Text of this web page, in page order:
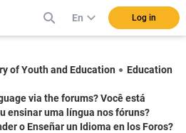
En Log in
of Youth and Education Education
via the forums? Você está
ensinar uma língua nos fóruns?
o Enseñar un Idioma en los Foros?